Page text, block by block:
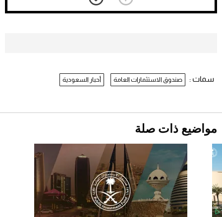
يفوز على برينغا بـ"الضربة القاضية" (فيديو)
قبل ليلة النزال.. اكتمال وزن أبطال "The
Comeback" في جدة (فيديو)
2026-07-25
"بوجاتي ميسترال" الاستثنائية للبيع في مزاد
مونتيري
سمات : صندوق الاستثمارات العامة أحبار السعودية
مواضيع ذات صلة